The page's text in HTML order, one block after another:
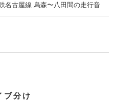
名古屋線 烏森〜八田間の走行音
ブ分け